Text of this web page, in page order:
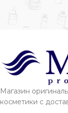
Магазин
косметики с